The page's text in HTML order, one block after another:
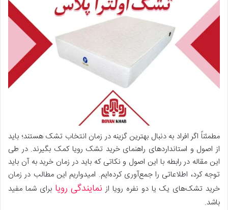
مطمئناً اگر افراد به دنبال بهترین گزینه در زمان انتخاب تشک هستند؛ باید
از اصول و استاندارد‌های راهنمای خرید تشک رویا کمک بگیرند. در طی
این مقاله در رابطه با این اصول و نکاتی که باید در زمان خرید به آن باید
توجه کرد، اطلاعاتی را جمع‌آوری کرده‌ایم. ‌امیدواریم این مطالب در زمان
خرید تشک‌های یک یا دو نفره رویا از نمایندگی رویا برای شما مفید
باشد.